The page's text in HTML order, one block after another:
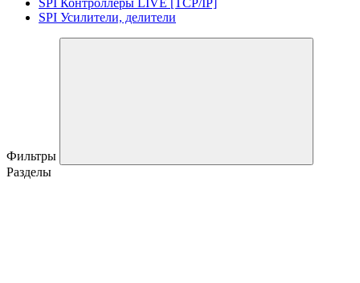
SPI Усилители, делители
Фильтры
Разделы